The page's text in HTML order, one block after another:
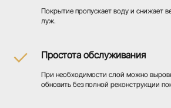
Покрытие пропускает воду и снижает
луж.
Простота обслуживания
При необходимости слой можно
обновить без полной реконструкции